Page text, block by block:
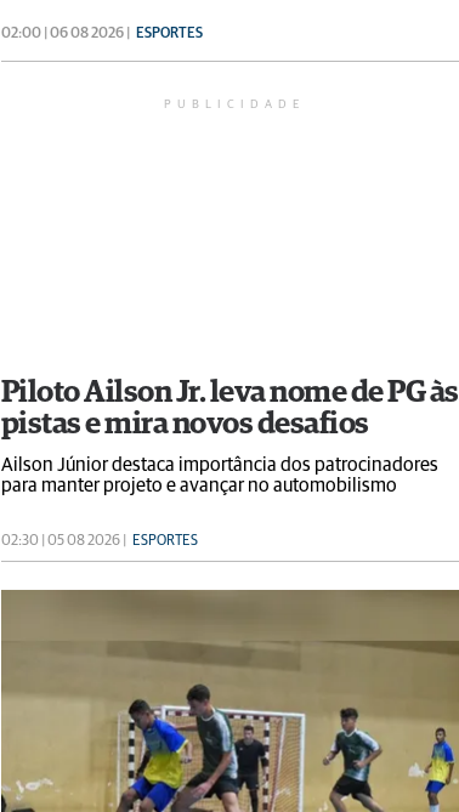
02:00 | 06 08 2026 | ESPORTES
PUBLICIDADE
Piloto Ailson Jr. leva nome de PG às
pistas e mira novos desafios
Ailson Júnior destaca importância dos patrocinadores
para manter projeto e avançar no automobilismo
02:30 | 05 08 2026 | ESPORTES